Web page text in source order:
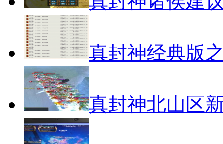
真封神经典版
真封神北山区